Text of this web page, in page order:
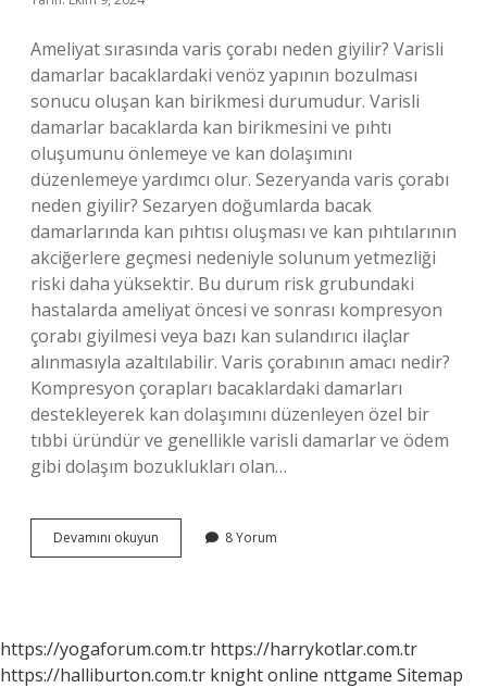
Ameliyat sırasında varis çorabı neden giyilir? Varisli
damarlar bacaklardaki venöz yapının bozulması
sonucu oluşan kan birikmesi durumudur. Varisli
damarlar bacaklarda kan birikmesini ve pıhtı
oluşumunu önlemeye ve kan dolaşımını
düzenlemeye yardımcı olur. Sezeryanda varis çorabı
neden giyilir? Sezaryen doğumlarda bacak
damarlarında kan pıhtısı oluşması ve kan pıhtılarının
akciğerlere geçmesi nedeniyle solunum yetmezliği
riski daha yüksektir. Bu durum risk grubundaki
hastalarda ameliyat öncesi ve sonrası kompresyon
çorabı giyilmesi veya bazı kan sulandırıcı ilaçlar
alınmasıyla azaltılabilir. Varis çorabının amacı nedir?
Kompresyon çorapları bacaklardaki damarları
destekleyerek kan dolaşımını düzenleyen özel bir
tıbbi üründür ve genellikle varisli damarlar ve ödem
gibi dolaşım bozuklukları olan…
Devamını okuyun Ameliyata
Girerken
8 Yorum
https://yogaforum.com.tr https://harrykotlar.com.tr
https://halliburton.com.tr knight online nttgame Sitemap